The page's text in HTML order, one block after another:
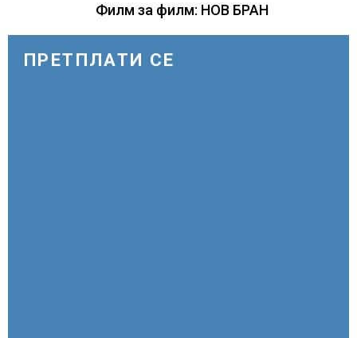
Филм за филм: НОВ БРАН
ПРЕТПЛАТИ СЕ